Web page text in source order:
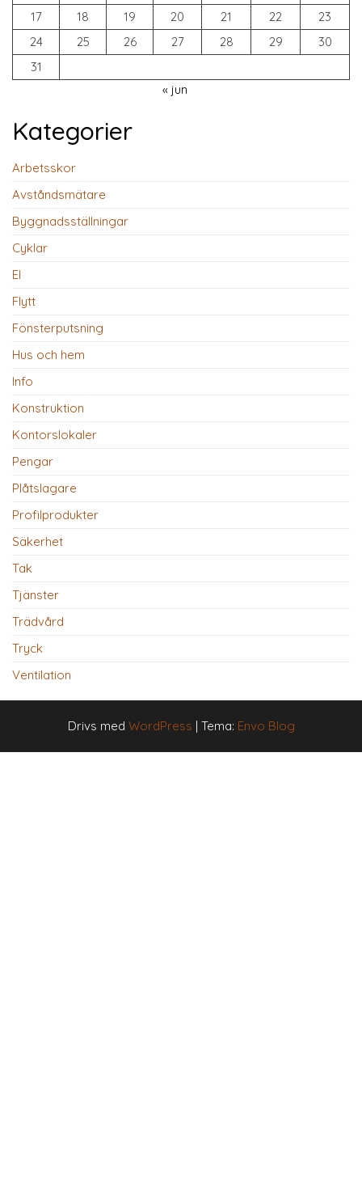
17
18 19 20 21 22
23
24
25 26 27 28 29
30
31
« jun
Kategorier
Arbetsskor
Avståndsmätare
Byggnadsställningar
Cyklar
El
Flytt
Fönsterputsning
Hus och hem
Info
Konstruktion
Kontorslokaler
Pengar
Plåtslagare
Profilprodukter
Säkerhet
Tak
Tjänster
Trädvård
Tryck
Ventilation
Drivs med WordPress | Tema: Envo Blog